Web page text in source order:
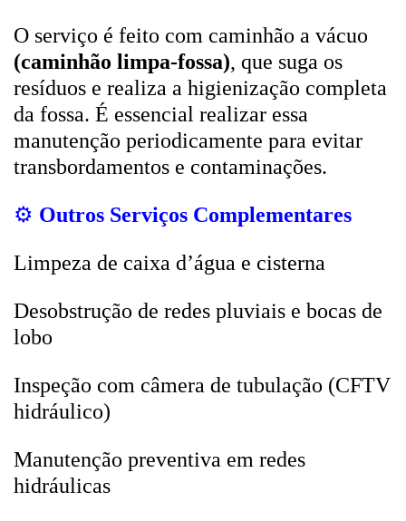
O serviço é feito com caminhão a vácuo
(caminhão limpa-fossa), que suga os
resíduos e realiza a higienização completa
da fossa. É essencial realizar essa
manutenção periodicamente para evitar
transbordamentos e contaminações.
⚙️ Outros Serviços Complementares
Limpeza de caixa d’água e cisterna
Desobstrução de redes pluviais e bocas de
lobo
Inspeção com câmera de tubulação (CFTV
hidráulico)
Manutenção preventiva em redes
hidráulicas